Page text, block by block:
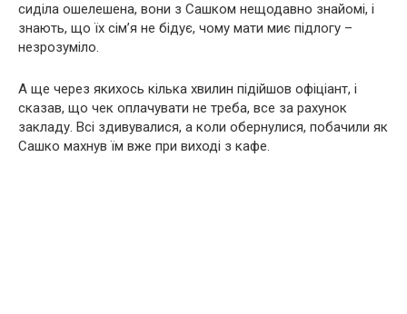
сиділа ошелешена, вони з Сашком нещодавно знайомі, і
знають, що їх сім’я не бідує, чому мати миє підлогу –
незрозуміло.
А ще через якихось кілька хвилин підійшов офіціант, і
сказав, що чек оплачувати не треба, все за рахунок
закладу. Всі здивувалися, а коли обернулися, побачили як
Сашко махнув їм вже при виході з кафе.